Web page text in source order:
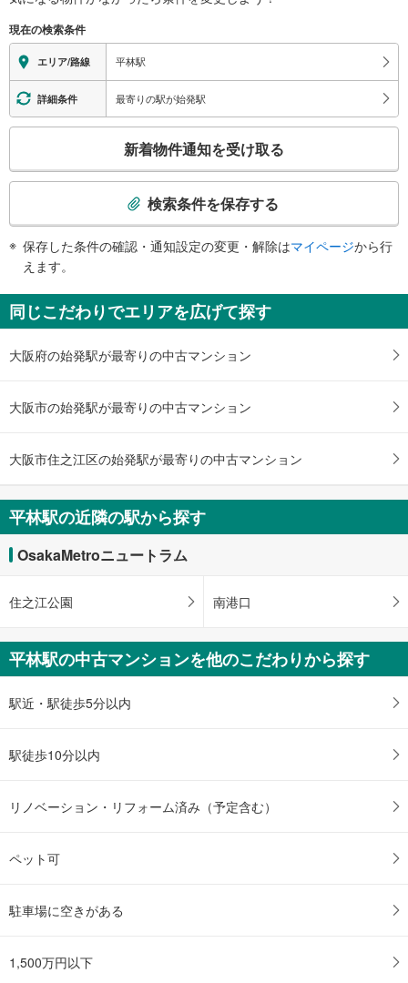
地上⇔改札⇔ホーム：○
エレベータ
・ホーム⇔改札
・改札⇔２番出口
エスカレータ
《多機能トイレ》
・改札⇔１番出口
・改札⇔２番出口
その他
・ＡＥＤ
・点字運賃表
現在の検索条件
エリア/路線 平林駅
詳細条件 最寄りの駅が始発駅
検
知
を
け
・
件
マ
イ
ペ
ー
に
す
る
新着物件通知を受け取る
検索条件を保存する
保存した条件の確認・通知設定の変更・解除はマイページから行
えます。
同じこだわりでエリアを広げて探す
大阪府の始発駅が最寄りの中古マンション
大阪市の始発駅が最寄りの中古マンション
大阪市住之江区の始発駅が最寄りの中古マンション
平林駅の近隣の駅から探す
OsakaMetroニュートラム
住之江公園 南港口
平林駅の中古マンションを他のこだわりから探す
駅近・駅徒歩5分以内
駅徒歩10分以内
リノベーション・リフォーム済み（予定含む）
ペット可
駐車場に空きがある
1,500万円以下